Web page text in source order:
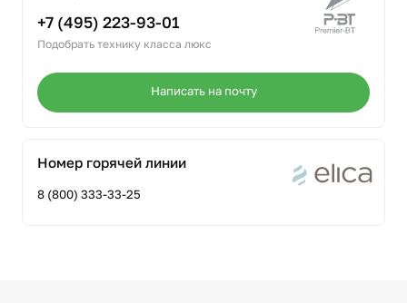
+7 (495) 223-93-01
Подобрать технику класса люкс
Написать на почту
Номер горячей линии
8 (800) 333-33-25